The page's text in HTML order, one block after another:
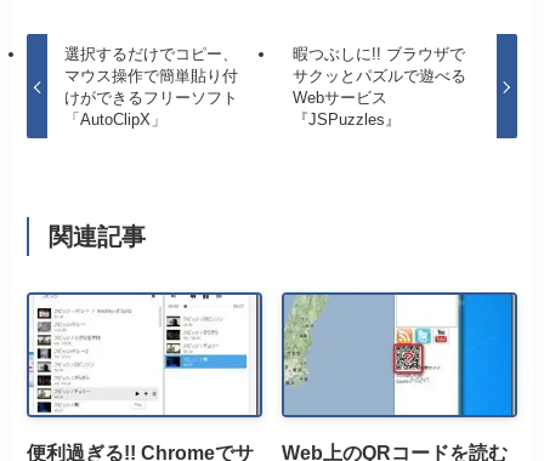
選択するだけでコピー、
マウス操作で簡単貼り付
けができるフリーソフト
「AutoClipX」
暇つぶしに!! ブラウザで
サクッとパズルで遊べる
Webサービス
『JSPuzzles』
関連記事
便利過ぎる!! Chromeでサ
Web上のQRコードを読む